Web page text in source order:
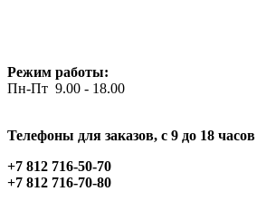
Режим работы:
Пн-Пт 9.00 - 18.00
Телефоны для заказов, c 9 до 18 часов
+7 812 716-50-70
+7 812 716-70-80